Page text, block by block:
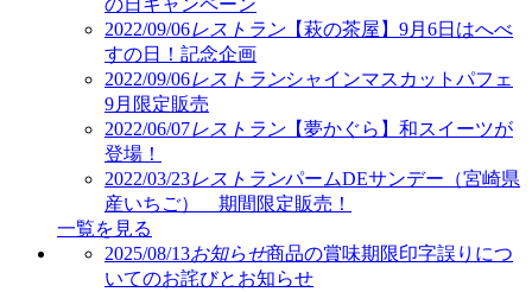
の日キャンペーン
2022/09/06レストラン【萩の茶屋】9月6日はへべ
すの日！記念企画
2022/09/06レストランシャインマスカットパフェ
9月限定販売
2022/06/07レストラン【夢かぐら】和スイーツが
登場！
2022/03/23レストランパームDEサンデー（宮崎県
産いちご） 期間限定販売！
一覧を見る
2025/08/13お知らせ商品の賞味期限印字誤りにつ
いてのお詫びとお知らせ